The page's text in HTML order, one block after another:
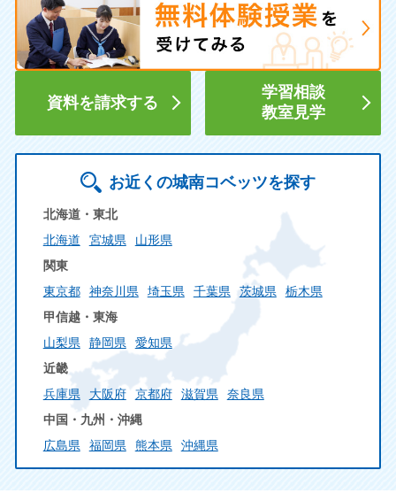
資料を請求する
学習相談
教室見学
お近くの城南コベッツを探す
北海道・東北
北海道
宮城県
山形県
関東
東京都
神奈川県 埼玉県 千葉県 茨城県
栃木県
甲信越・東海
山梨県
静岡県
愛知県
近畿
兵庫県
大阪府 京都府 滋賀県
奈良県
中国・九州・沖縄
広島県
福岡県 熊本県 沖縄県